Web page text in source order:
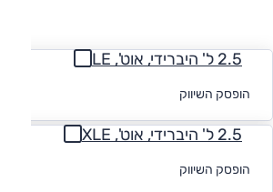
2.5 ל' היברידי, אוט', LE
הופסק השיווק
2.5 ל' היברידי, אוט', XLE
הופסק השיווק